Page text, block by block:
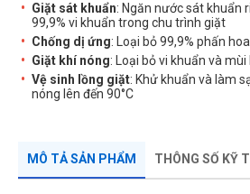
Giặt sát khuẩn: Ngăn nước sát khuẩn
99,9% vi khuẩn trong chu trình giặt
Chống dị ứng: Loại bỏ 99,9% phấn
Giặt khí nóng: Loại bỏ vi khuẩn và
Vệ sinh lồng giặt: Khử khuẩn và làm
nóng lên đến 90°C
MÔ TẢ SẢN PHẨM THÔNG SỐ KỸ